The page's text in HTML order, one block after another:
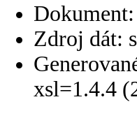
Zdroj dát:
xsl=1.4.4